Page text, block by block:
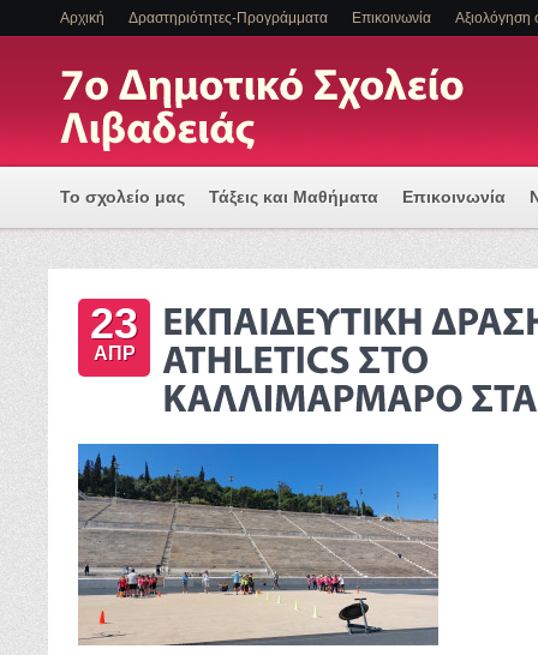
Αρχική Δραστηριότητες-Προγράμματα Επικοινωνία Αξιολόγηση
Το σχολείο μας Τάξεις και Μαθήματα Επικοινωνία
Πρόγραμμα Εισαγωγής Η/Υ για μια Ψηφιακά
ΕΝΤΑΞΗ ΜΑΘΗΤΩΝ ΜΕ ΑΝΑΠΗΡΙΑ Η/ΚΑΙ ΕΙΔΙΚΕΣ
23
ΑΠΡ